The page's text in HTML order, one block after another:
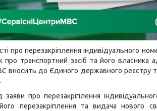
про перезакріплення індивідуального
про транспортний засіб та його власника
вносить до Єдиного державного реєстру
заяви про перезакріплення
перезакріплення та видача нового